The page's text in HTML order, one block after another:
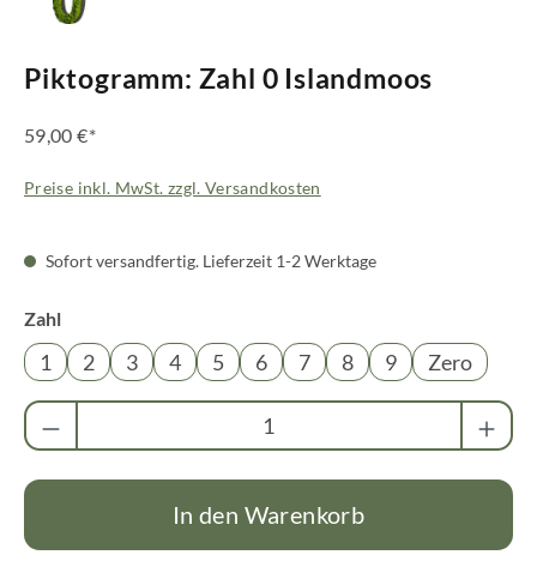
Piktogramm: Zahl 0 Islandmoos
59,00 €*
Preise inkl. MwSt. zzgl. Versandkosten
Sofort versandfertig. Lieferzeit 1-2 Werktage
Zahlauswählen
1 2 3 4 5 6 7 8 9 Zero
Produkt Anzahl: Gib den gewünschten Wert
In den Warenkorb